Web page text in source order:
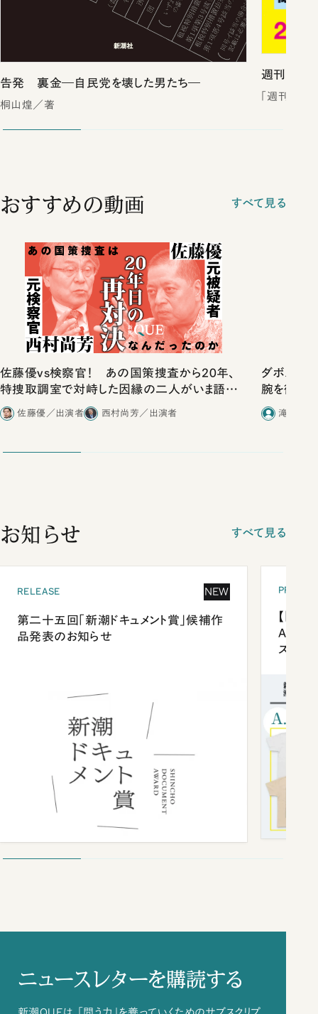
告発 裏金―自民党を壊した男たち―
桐山煌／著
週刊新潮
「週刊新潮
おすすめの動画 すべて見る
佐藤優vs検察官！ あの国策捜査から20年、
特捜取調室で対峙した因縁の二人がいま語り
合ったこと
佐藤優／出演者 西村尚芳／出演者
ダボス会
腕を徹底
り衆院選
集長）×
滝田洋一
お知らせ すべて見る
RELEASE NEW
第二十五回「新潮ドキュメント賞」候補作
品発表のお知らせ
【「新
ズプレ
ニュースレターを購読する